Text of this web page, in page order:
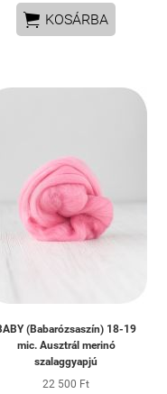
 KOSÁRBA
(Babarózsaszín) 18-19
mic. Ausztrál merinó
szalaggyapjú
22 500 Ft